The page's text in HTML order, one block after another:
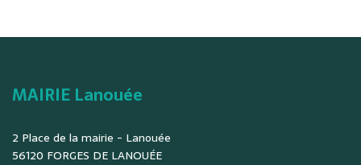
MAIRIE Lanouée
2 Place de la mairie - Lanouée
56120 FORGES DE LANOUÉE